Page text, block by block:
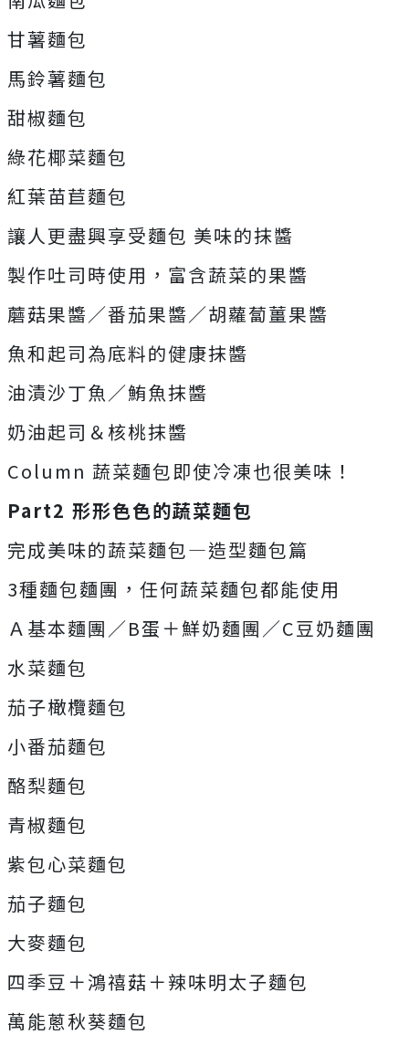
甘薯麵包
馬鈴薯麵包
甜椒麵包
綠花椰菜麵包
紅葉苗苣麵包
讓人更盡興享受麵包 美味的抹醬
製作吐司時使用，富含蔬菜的果醬
蘑菇果醬／番茄果醬／胡蘿蔔薑果醬
魚和起司為底料的健康抹醬
油漬沙丁魚／鮪魚抹醬
奶油起司＆核桃抹醬
Column 蔬菜麵包即使冷凍也很美味！
Part2 形形色色的蔬菜麵包
完成美味的蔬菜麵包—造型麵包篇
3種麵包麵團，任何蔬菜麵包都能使用
Ａ基本麵團／B蛋＋鮮奶麵團／C豆奶麵團
水菜麵包
茄子橄欖麵包
小番茄麵包
酪梨麵包
青椒麵包
紫包心菜麵包
茄子麵包
大麥麵包
四季豆＋鴻禧菇＋辣味明太子麵包
萬能蔥秋葵麵包